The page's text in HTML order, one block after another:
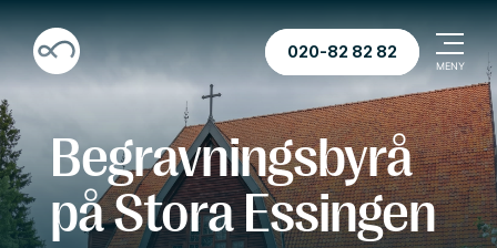
020-82 82 82
Begravningsbyrå
på Stora Essingen